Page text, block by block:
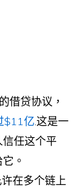
借贷协议，
$11亿.这是一
任这个平
。
在多个链上